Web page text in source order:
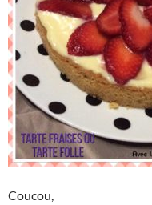
Coucou,